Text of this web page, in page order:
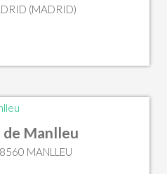
(MADRID)
de Manlleu
MANLLEU